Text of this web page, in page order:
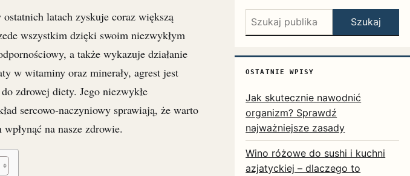
latach zyskuje coraz większą
wszystkim dzięki swoim niezwykłym
a także wykazuje działanie
w witaminy oraz minerały, agrest jest
zdrowej diety. Jego niezwykłe
sercowo-naczyniowy sprawiają, że warto
na nasze zdrowie.
Szukaj: Szukaj
OSTATNIE WPISY
Jak skutecznie nawodnić
organizm? Sprawdź
najważniejsze zasady
Wino różowe do sushi i kuchni
azjatyckiej – dlaczego to